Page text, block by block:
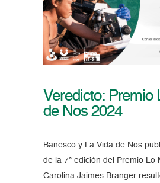
Veredicto: Premio
de Nos 2024
Banesco y La Vida de Nos
de la 7ª edición del Premio Lo
Carolina Jaimes Branger